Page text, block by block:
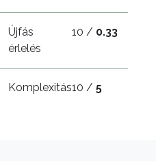
Újfás
érlelés
10 / 0.33
Komplexitás10 /5